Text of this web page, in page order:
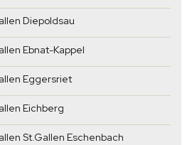
Diepoldsau
Ebnat-Kappel
Eggersriet
Eichberg
St.Gallen Eschenbach